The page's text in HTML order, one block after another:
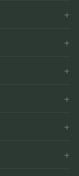
+
+
+
+
+
+